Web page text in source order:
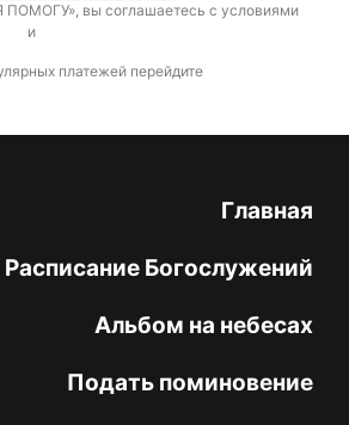
ПОМОГУ», вы соглашаетесь с условиями
и
платежей перейдите
Главная
Расписание Богослужений
Альбом на небесах
Подать поминовение